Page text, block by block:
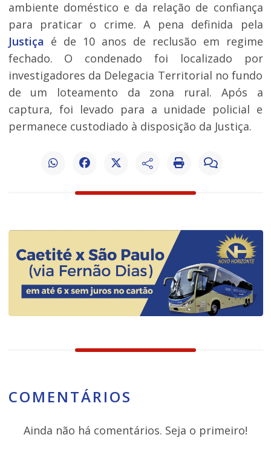
ambiente doméstico e da relação de confiança
para praticar o crime. A pena definida pela
Justiça é de 10 anos de reclusão em regime
fechado. O condenado foi localizado por
investigadores da Delegacia Territorial no fundo
de um loteamento da zona rural. Após a
captura, foi levado para a unidade policial e
permanece custodiado à disposição da Justiça.
COMENTÁRIOS
Ainda não há comentários. Seja o primeiro!